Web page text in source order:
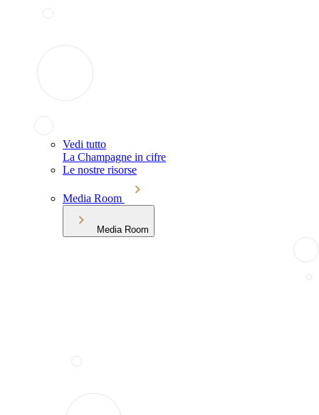
Vedi tutto
La Champagne in cifre
Le nostre risorse
Media Room
Media Room